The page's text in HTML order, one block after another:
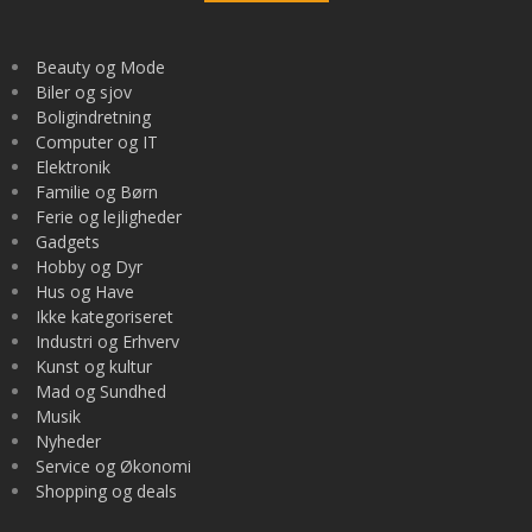
Beauty og Mode
Biler og sjov
Boligindretning
Computer og IT
Elektronik
Familie og Børn
Ferie og lejligheder
Gadgets
Hobby og Dyr
Hus og Have
Ikke kategoriseret
Industri og Erhverv
Kunst og kultur
Mad og Sundhed
Musik
Nyheder
Service og Økonomi
Shopping og deals